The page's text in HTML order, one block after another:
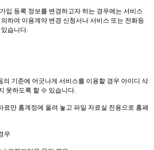
입 등록 정보를 변경하고자 하는 경우에는 서비스
하여 이용계약 변경 신청서나 서비스 또는 전화등
습니다.
기준에 어긋나게 서비스를 이용할 경우 아이디 삭
못하도록 할 수 있습니다.
만 홈계정에 올려 놓고 파일 자료실 전용으로 홈페
우